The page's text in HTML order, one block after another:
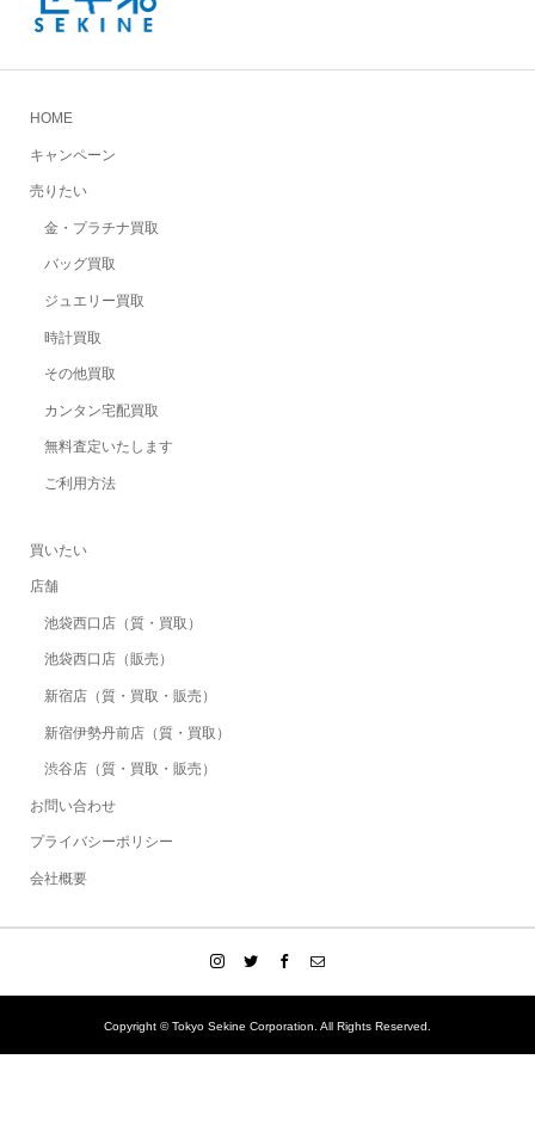
HOME
キャンペーン
売りたい
金・プラチナ買取
バッグ買取
ジュエリー買取
時計買取
その他買取
カンタン宅配買取
無料査定いたします
ご利用方法
買いたい
店舗
池袋西口店（質・買取）
池袋西口店（販売）
新宿店（質・買取・販売）
新宿伊勢丹前店（質・買取）
渋谷店（質・買取・販売）
お問い合わせ
プライバシーポリシー
会社概要
Copyright © Tokyo Sekine Corporation. All Rights Reserved.